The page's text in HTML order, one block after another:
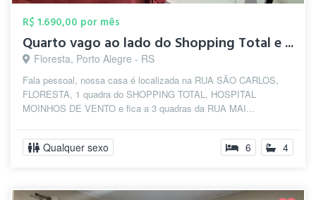
R$ 1.690,00 por mês
Quarto vago ao lado do Shopping Total e ...
Floresta, Porto Alegre - RS
Fala pessoal, nossa casa é localizada na RUA SÃO CARLOS,
FLORESTA, 1 quadra do SHOPPING TOTAL, HOSPITAL
MOINHOS DE VENTO e fica a 3 quadras da RUA MAI...
Qualquer sexo 6 4